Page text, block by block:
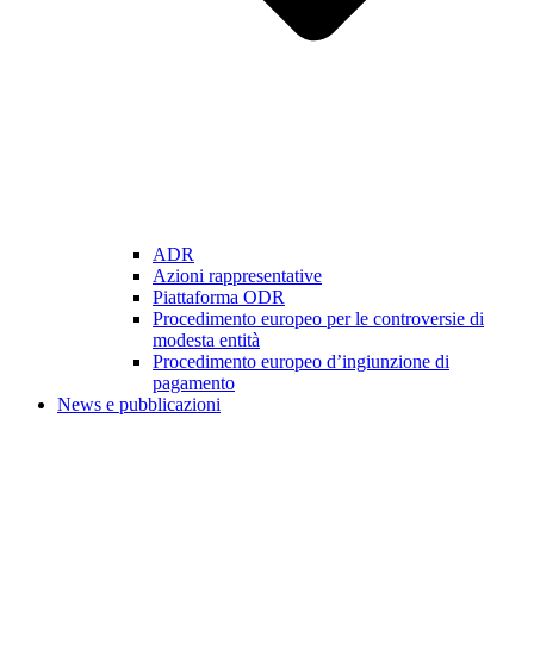
ADR
Azioni rappresentative
Piattaforma ODR
Procedimento europeo per le controversie di
modesta entità
Procedimento europeo d’ingiunzione di
pagamento
News e pubblicazioni